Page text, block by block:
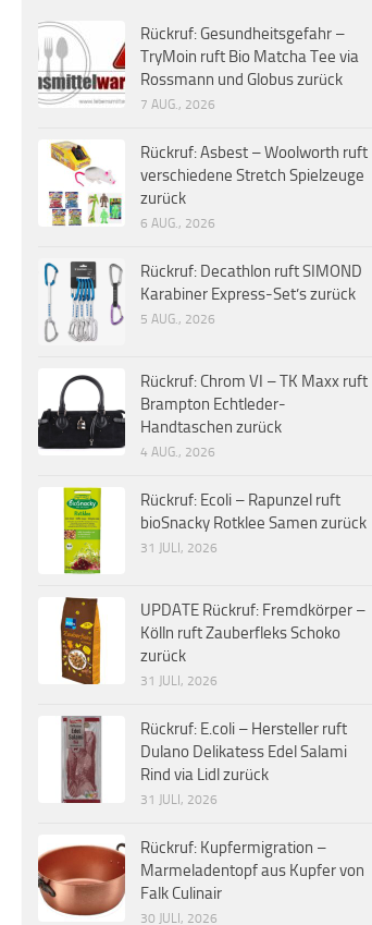
Rückruf: Gesundheitsgefahr –
TryMoin ruft Bio Matcha Tee via
Rossmann und Globus zurück
7 AUG., 2026
Rückruf: Asbest – Woolworth ruft
verschiedene Stretch Spielzeuge
zurück
6 AUG., 2026
Rückruf: Decathlon ruft SIMOND
Karabiner Express-Set’s zurück
5 AUG., 2026
Rückruf: Chrom VI – TK Maxx ruft
Brampton Echtleder-
Handtaschen zurück
4 AUG., 2026
Rückruf: Ecoli – Rapunzel ruft
bioSnacky Rotklee Samen zurück
31 JULI, 2026
UPDATE Rückruf: Fremdkörper –
Kölln ruft Zauberfleks Schoko
zurück
31 JULI, 2026
Rückruf: E.coli – Hersteller ruft
Dulano Delikatess Edel Salami
Rind via Lidl zurück
31 JULI, 2026
Rückruf: Kupfermigration –
Marmeladentopf aus Kupfer von
Falk Culinair
30 JULI, 2026